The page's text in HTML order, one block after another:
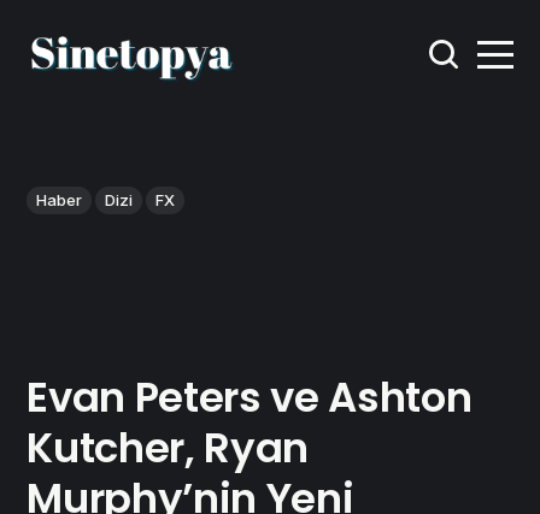
Haber Dizi FX
Evan Peters ve Ashton
Kutcher, Ryan
Murphy’nin Yeni